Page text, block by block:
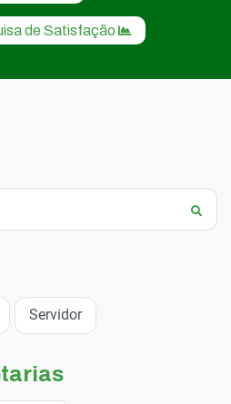
de Satisfação
Servidor